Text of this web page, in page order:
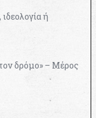
ή
δρόμο» – Μέρος